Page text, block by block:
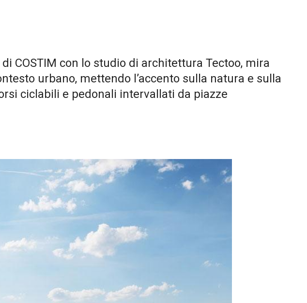
COSTIM con lo studio di architettura Tectoo, mira
urbano, mettendo l’accento sulla natura e sulla
ciclabili e pedonali intervallati da piazze